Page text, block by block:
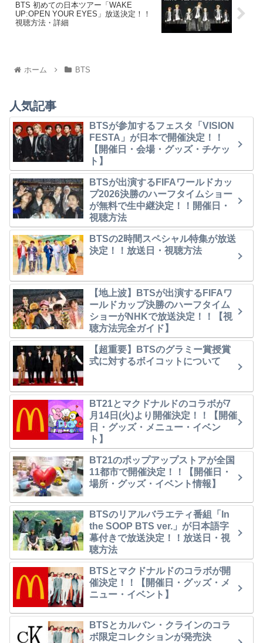
BTS 初めての日本ツアー「WAKE
UP:OPEN YOUR EYES」放送決定！！
視聴方法・詳細
ホーム BTS
人気記事
BTSが参加するフェスタ「VISION
FESTA」が日本で開催決定！！
【開催日・会場・グッズ・チケッ
ト】
BTSが出演するFIFAワールドカッ
プ2026決勝のハーフタイムショー
が無料で生中継決定！！開催日・
視聴方法
BTSの2時間スペシャル特集が放送
決定！！放送日・視聴方法
【地上波】BTSが出演するFIFAワ
ールドカップ決勝のハーフタイム
ショーがNHKで放送決定！！【視
聴方法完全ガイド】
【超重要】BTSのグラミー賞授賞
式に対するボイコットについて
BT21とマクドナルドのコラボが7
月14日(火)より開催決定！！【開催
日・グッズ・メニュー・イベン
ト】
BT21のポップアップストアが全国
11都市で開催決定！！【開催日・
場所・グッズ・イベント情報】
BTSのリアルバラエティ番組「In
the SOOP BTS ver.」が日本語字
幕付きで放送決定！！放送日・視
聴方法
BTSとマクドナルドのコラボが開
催決定！！【開催日・グッズ・メ
ニュー・イベント】
BTSとカルバン・クラインのコラ
ボ限定コレクションが発売決